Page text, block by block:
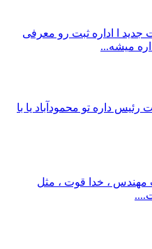
جدید ا اداره ثبت‌ رو معرفی
میشه...
رئیس داره تو محمودآباد یا با
مهندس ، خدا قوت ، مثل